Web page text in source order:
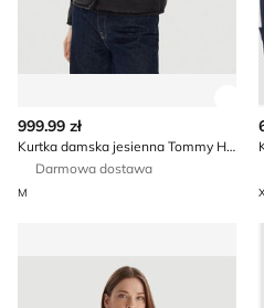
999.99 zł
Kurtka damska jesienna Tommy Hilfiger
Darmowa dostawa
M
Kurtka damska casual